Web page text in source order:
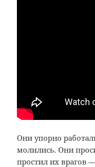
Они упорно
молились. Они
простил их врагов